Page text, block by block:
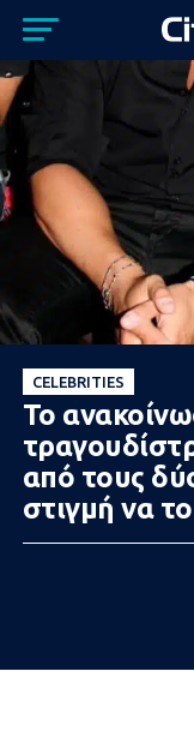
CELEBRITIES
Το
από τους
στιγμή να